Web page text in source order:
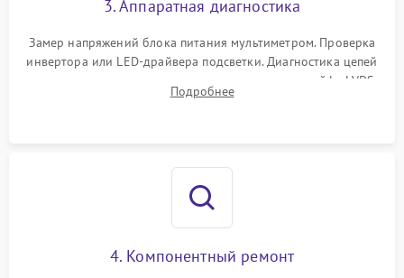
Поломка системы защиты
3. Аппаратная диагностика
Замер напряжений блока питания мультиметром. Проверка
инвертора или LED-драйвера подсветки. Диагностика цепей
питания скалера и тестирование сигналов на шлейфе LVDS
Подробнее
4. Компонентный ремонт